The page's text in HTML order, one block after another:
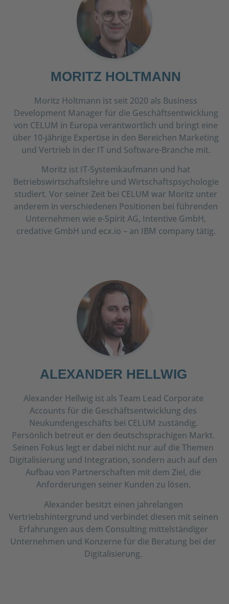
MORITZ HOLTMANN
Moritz Holtmann ist seit 2020 als Business
Development Manager für die Geschäftsentwicklung
von CELUM in Europa verantwortlich und bringt eine
über 10-jährige Expertise in den Bereichen Marketing
und Vertrieb in der IT und Software-Branche mit.
Moritz ist IT-Systemkaufmann und hat
Betriebswirtschaftslehre und Wirtschaftspsychologie
studiert. Vor seiner Zeit bei CELUM war Moritz unter
anderem in verschiedenen Positionen bei führenden
Unternehmen wie e-Spirit AG, Intentive GmbH,
credative GmbH und ecx.io – an IBM company tätig.
ALEXANDER HELLWIG
Alexander Hellwig ist als Team Lead Corporate
Accounts für die Geschäftsentwicklung des
Neukundengeschäfts bei CELUM zuständig.
Persönlich betreut er den deutschsprachigen Markt.
Seinen Fokus legt er dabei nicht nur auf die Themen
Digitalisierung und Integration, sondern auch auf den
Aufbau von Partnerschaften mit dem Ziel, die
Anforderungen seiner Kunden zu lösen.
Alexander besitzt einen jahrelangen
Vertriebshintergrund und verbindet diesen mit seinen
Erfahrungen aus dem Consulting mittelständiger
Unternehmen und Konzerne für die Beratung bei der
Digitalisierung.